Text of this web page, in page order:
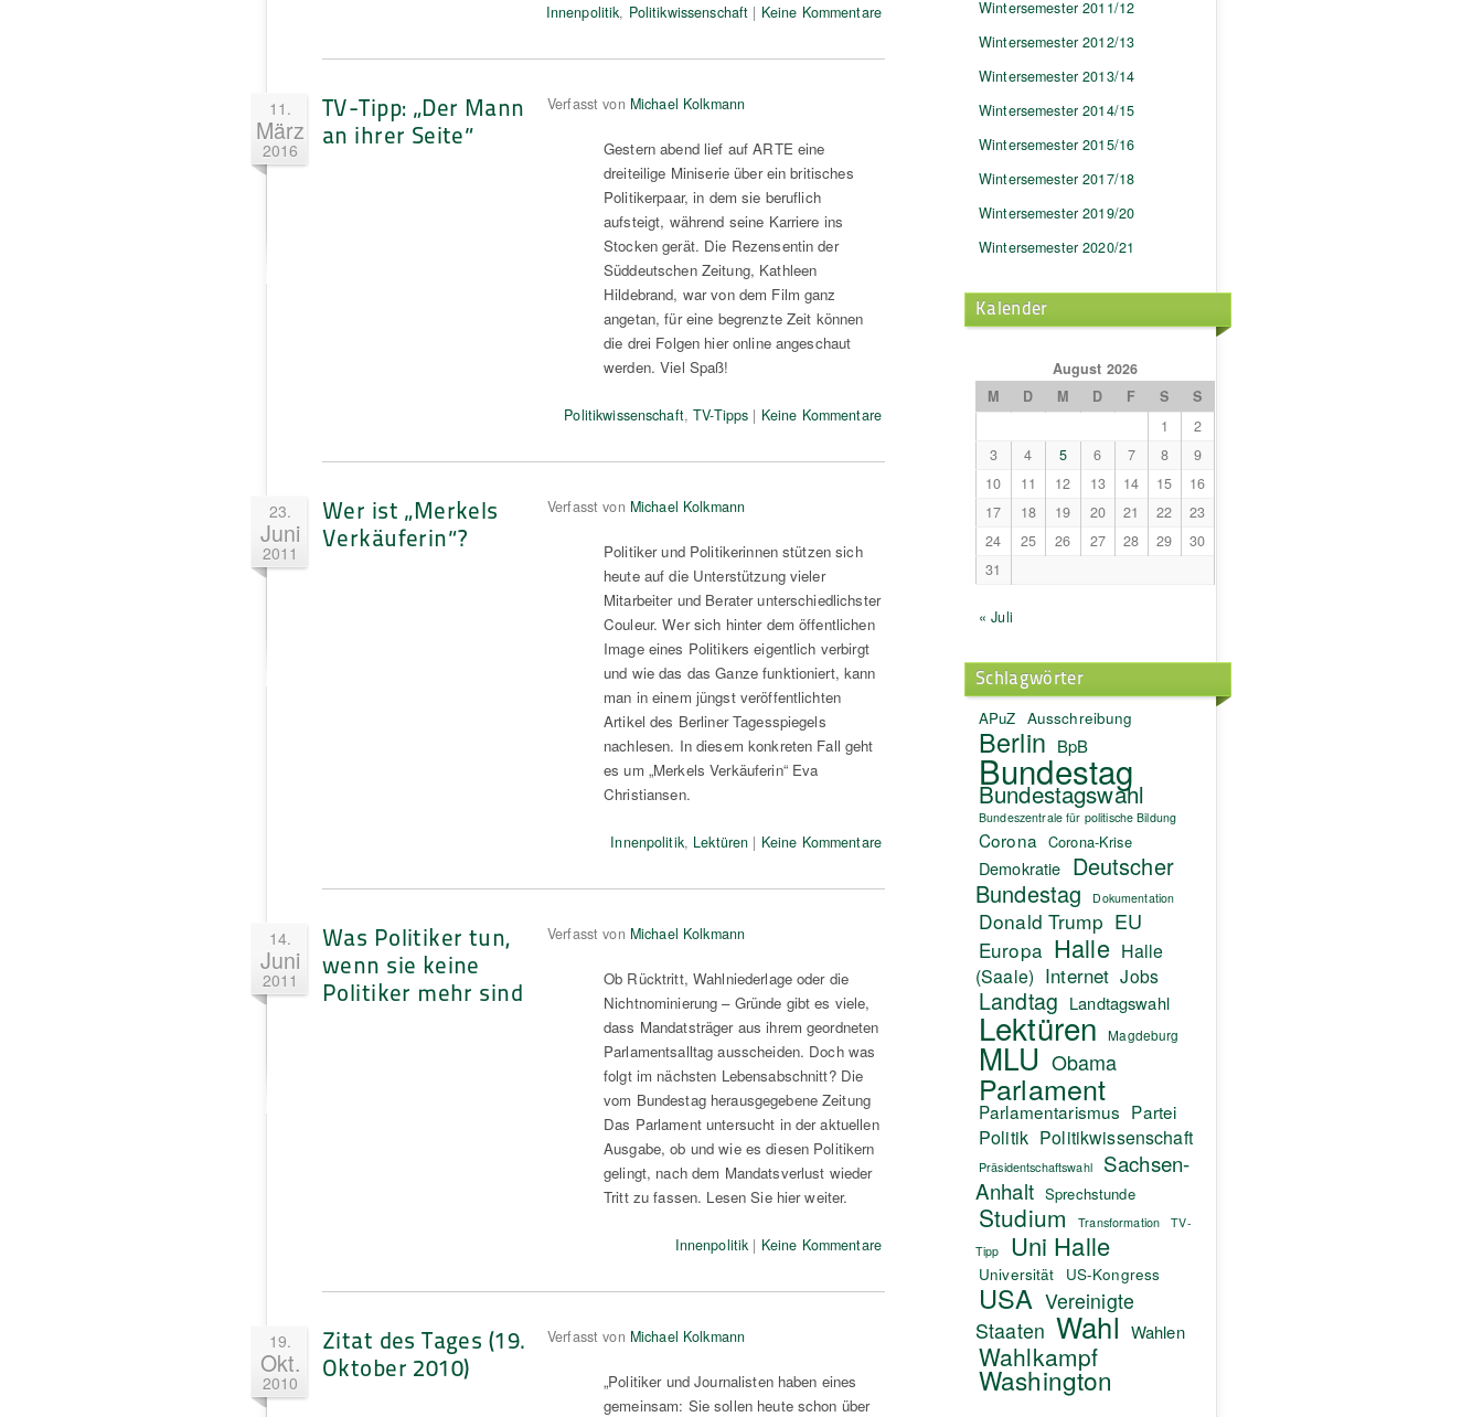
Innenpolitik, Politikwissenschaft | Keine Kommentare
11.
März
2016
TV-Tipp: „Der Mann
an ihrer Seite“
Verfasst von Michael Kolkmann
Gestern abend lief auf ARTE eine
dreiteilige Miniserie über ein britisches
Politikerpaar, in dem sie beruflich
aufsteigt, während seine Karriere ins
Stocken gerät. Die Rezensentin der
Süddeutschen Zeitung, Kathleen
Hildebrand, war von dem Film ganz
angetan, für eine begrenzte Zeit können
die drei Folgen hier online angeschaut
werden. Viel Spaß!
Politikwissenschaft,TV-Tipps | Keine Kommentare
23.
Juni
2011
Wer ist „Merkels
Verkäuferin“?
Verfasst von Michael Kolkmann
Politiker und Politikerinnen stützen sich
heute auf die Unterstützung vieler
Mitarbeiter und Berater unterschiedlichster
Couleur. Wer sich hinter dem öffentlichen
Image eines Politikers eigentlich verbirgt
und wie das das Ganze funktioniert, kann
man in einem jüngst veröffentlichten
Artikel des Berliner Tagesspiegels
nachlesen. In diesem konkreten Fall geht
es um „Merkels Verkäuferin“ Eva
Christiansen.
Innenpolitik, Lektüren | Keine Kommentare
14.
Juni
2011
Was Politiker tun,
wenn sie keine
Politiker mehr sind
Verfasst von Michael Kolkmann
Ob Rücktritt, Wahlniederlage oder die
Nichtnominierung – Gründe gibt es viele,
dass Mandatsträger aus ihrem geordneten
Parlamentsalltag ausscheiden. Doch was
folgt im nächsten Lebensabschnitt? Die
vom Bundestag herausgegebene Zeitung
Das Parlament untersucht in der aktuellen
Ausgabe, ob und wie es diesen Politikern
gelingt, nach dem Mandatsverlust wieder
Tritt zu fassen. Lesen Sie hier weiter.
Innenpolitik | Keine Kommentare
19.
Okt.
2010
Zitat des Tages (19.
Oktober 2010)
Verfasst von Michael Kolkmann
„Politiker und Journalisten haben eines
gemeinsam: Sie sollen heute schon über
Wintersemester 2011/12
Wintersemester 2012/13
Wintersemester 2013/14
Wintersemester 2014/15
Wintersemester 2015/16
Wintersemester 2017/18
Wintersemester 2019/20
Wintersemester 2020/21
Kalender
August 2026
M
D M D F S
S
1
2
3
4 5 6 7 8
9
10
11 12 13 14 15
16
17
18 19 20 21 22
23
24
25 26 27 28 29
30
31
« Juli
Schlagwörter
APuZ Ausschreibung
Berlin BpB
Bundestag
Bundestagswahl
Bundeszentrale für politische Bildung
Corona Corona-Krise
Demokratie Deutscher
Bundestag
Dokumentation
Donald Trump EU
Europa Halle Halle
(Saale) Internet Jobs
Landtag Landtagswahl
Lektüren Magdeburg
MLU Obama
Parlament
Parlamentarismus Partei
Politik Politikwissenschaft
Präsidentschaftswahl
Sachsen-
Anhalt Sprechstunde
Studium Transformation
TV-
Tipp
Uni Halle
Universität US-Kongress
USA Vereinigte
Staaten Wahl Wahlen
Wahlkampf
Washington